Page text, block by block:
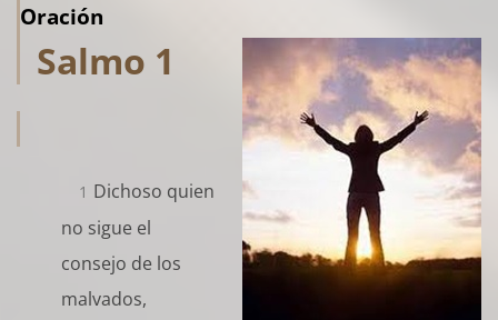
Oración
Salmo 1
1 Dichoso quien
no sigue el
consejo de los
malvados,